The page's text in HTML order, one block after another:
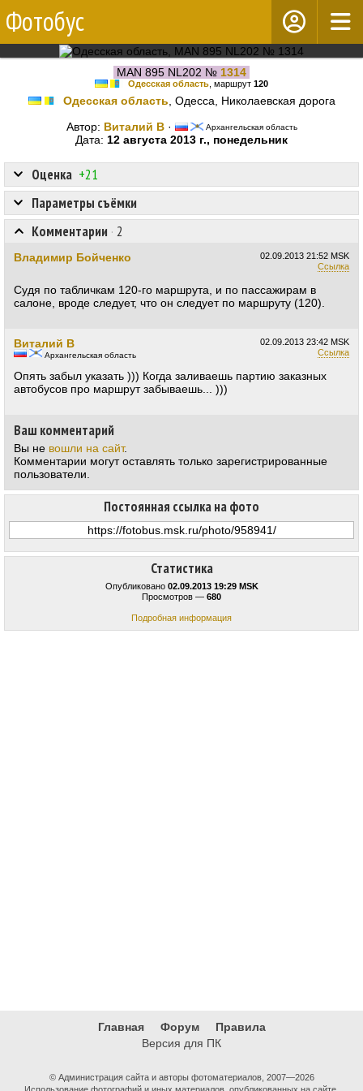
Фотобус
MAN 895 NL202 № 1314
Одесская область , маршрут 120
Одесская область , Одесса, Николаевская дорога
Автор: Виталий В· Архангельская область
Дата: 12 августа 2013 г., понедельник
Статистика
Опубликовано 02.09.2013 19:29 MSK
Просмотров — 680
Подробная информация
Оценка +21
Постоянная ссылка на фото
Параметры съёмки
Комментарии · 2
02.09.2013 21:52 MSK
Ссылка
Владимир Бойченко
Судя по табличкам 120-го маршрута, и по пассажирам в
салоне, вроде следует, что он следует по маршруту (120).
02.09.2013 23:42 MSK
Ссылка
Виталий В
Архангельская область
Опять забыл указать ))) Когда заливаешь партию заказных
автобусов про маршрут забываешь... )))
Ваш комментарий
Вы не вошли на сайт.
Комментарии могут оставлять только зарегистрированные
пользователи.
Главная Форум
Правила
Версия для ПК
© Администрация сайта и авторы фотоматериалов, 2007—2026